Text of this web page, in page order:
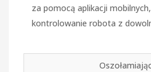
za pomocą aplikacji
kontrolowanie robota z